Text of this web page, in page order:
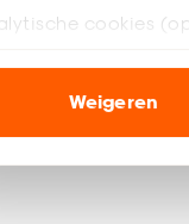
cookies
buiten de
‘Ja, alles
cookies
Weigeren